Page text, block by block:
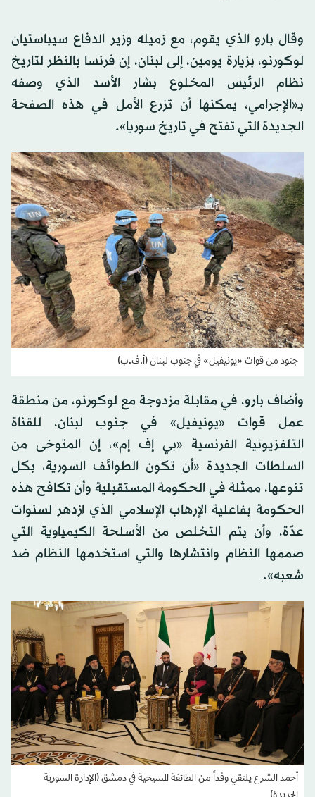
وقال بارو الذي يقوم، مع زميله وزير الدفاع سيباستيان
لوكورنو، بزيارة يومين، إلى لبنان، إن فرنسا بالنظر لتاريخ
نظام الرئيس المخلوع بشار الأسد الذي وصفه
بـ«الإجرامي، يمكنها أن تزرع الأمل في هذه الصفحة
الجديدة التي تفتح في تاريخ سوريا».
جنود من قوات «يونيفيل» في جنوب لبنان (أ.ف.ب)
وأضاف بارو، في مقابلة مزدوجة مع لوكورنو، من منطقة
عمل قوات «يونيفيل» في جنوب لبنان، للقناة
التلفزيونية الفرنسية «بي إف إم»، إن المتوخى من
السلطات الجديدة «أن تكون الطوائف السورية، بكل
تنوعها، ممثلة في الحكومة المستقبلية وأن تكافح هذه
الحكومة بفاعلية الإرهاب الإسلامي الذي ازدهر لسنوات
عدّة، وأن يتم التخلص من الأسلحة الكيمياوية التي
صممها النظام وانتشارها والتي استخدمها النظام ضد
شعبه».
أحمد الشرع يلتقي وفداً من الطائفة المسيحية في دمشق (الإدارة السورية